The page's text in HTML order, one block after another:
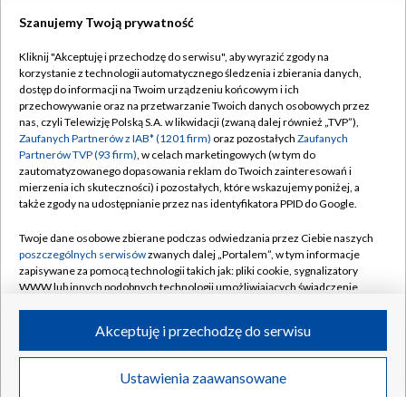
TVP
Abonament TVP
Emisja w TVP
Centrum informacji TVP
Naziemna Telewizja Cyfrowa
Rada Programowa
System NOS
Informacje o nadawcy
Program dla prasy
Regulamin TVP
Polityka prywatności
Moje zgody
Pomoc
Kontakt
Kanały
©2026 Telewizja Polska S.A. w likwidacji
Szanujemy Twoją prywatność
Kliknij "Akceptuję i przechodzę do serwisu", aby wyrazić zgody na
korzystanie z technologii automatycznego śledzenia i zbierania danych,
dostęp do informacji na Twoim urządzeniu końcowym i ich
przechowywanie oraz na przetwarzanie Twoich danych osobowych przez
nas, czyli Telewizję Polską S.A. w likwidacji (zwaną dalej również „TVP”),
Zaufanych Partnerów z IAB* (1201 firm) oraz pozostałych Zaufanych
Partnerów TVP (93 firm), w celach marketingowych (w tym do
zautomatyzowanego dopasowania reklam do Twoich zainteresowań i
mierzenia ich skuteczności) i pozostałych, które wskazujemy poniżej, a
także zgody na udostępnianie przez nas identyfikatora PPID do Google.
Twoje dane osobowe zbierane podczas odwiedzania przez Ciebie naszych
poszczególnych serwisówzwanych dalej „Portalem”, w tym informacje
zapisywane za pomocą technologii takich jak: pliki cookie, sygnalizatory
WWW lub innych podobnych technologii umożliwiających świadczenie
ruchu w Internecie.
Twoje dane osobowe zbierane podczas odwiedzania przez Ciebie
poszczególnych serwisówna Portalu, takie jak adresy IP, identyfikatory
Ustawienia zaawansowane
Akceptuję i przechodzę do serwisu